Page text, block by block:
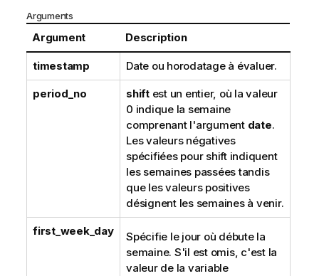
Arguments
Argument Description
timestamp Date ou horodatage à évaluer.
period_no shiftest un entier, où la valeur
0 indique la semaine
comprenant l'argument date.
Les valeurs négatives
spécifiées pour shift indiquent
les semaines passées tandis
que les valeurs positives
désignent les semaines à venir.
first_week_day
Spécifie le jour où débute la
semaine. S'il est omis, c'est la
valeur de la variable